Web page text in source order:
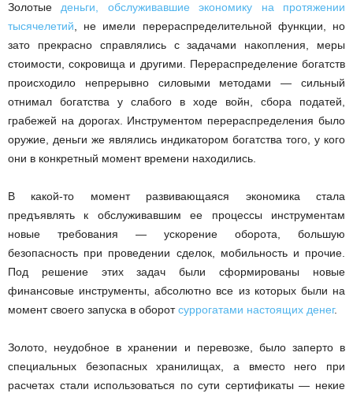
Золотыеденьги, обслуживавшие экономику на протяжении
тысячелетий, не имели перераспределительной функции, но
зато прекрасно справлялись с задачами накопления, меры
стоимости, сокровища и другими. Перераспределение богатств
происходило непрерывно силовыми методами — сильный
отнимал богатства у слабого в ходе войн, сбора податей,
грабежей на дорогах. Инструментом перераспределения было
оружие, деньги же являлись индикатором богатства того, у кого
они в конкретный момент времени находились.
В какой-то момент развивающаяся экономика стала
предъявлять к обслуживавшим ее процессы инструментам
новые требования — ускорение оборота, большую
безопасность при проведении сделок, мобильность и прочие.
Под решение этих задач были сформированы новые
финансовые инструменты, абсолютно все из которых были на
момент своего запуска в оборотсуррогатами настоящих денег.
Золото, неудобное в хранении и перевозке, было заперто в
специальных безопасных хранилищах, а вместо него при
расчетах стали использоваться по сути сертификаты — некие